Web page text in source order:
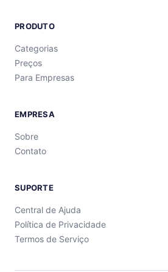
PRODUTO
Categorias
Preços
Para Empresas
EMPRESA
Sobre
Contato
SUPORTE
Central de Ajuda
Política de Privacidade
Termos de Serviço